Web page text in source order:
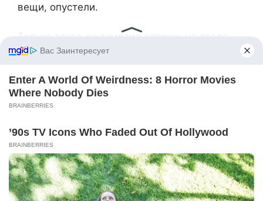
вещи, опустели.
Прочитал раз, другой. Не поверил своим
Таня не ответила. Написал сообщение — без
ответа.
случившемся, была его мать. Анна
Михайловна тут же примчалась, загремела
ведрами, начала причитать: